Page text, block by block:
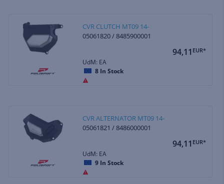
CVR CLUTCH MT09 14-
05061820 / 8485900001
94,11 EUR*
UdM: EA
8 In Stock
CVR ALTERNATOR MT09 14-
05061821 / 8486000001
94,11 EUR*
UdM: EA
9 In Stock